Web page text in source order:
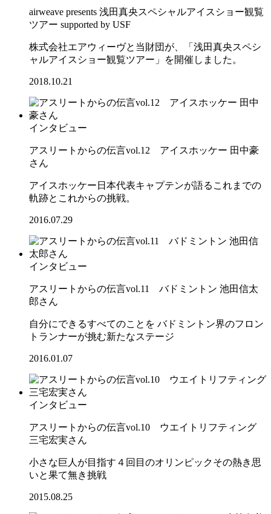
airweave presents 浅田真央スペシャルアイスショー観覧
ツアー supported by USF
株式会社エアウィーヴと当財団が、「浅田真央スペシ
ャルアイスショー観覧ツアー」を開催しました。
2018.10.21
インタビュー
アスリートからの伝言vol.12 アイスホッケー 田中豪
さん
アイスホッケー日本代表キャプテンが語るこれまでの
軌跡とこれからの挑戦。
2016.07.29
インタビュー
アスリートからの伝言vol.11 バドミントン 池田信太
郎さん
自分にできるすべてのことを バドミントン界のフロン
トランナーが挑む新たなステージ
2016.01.07
インタビュー
アスリートからの伝言vol.10 ウエイトリフティング
三宅宏実さん
小さな巨人が目指す４回目のオリンピックその熱き思
いと果て無き挑戦
2015.08.25